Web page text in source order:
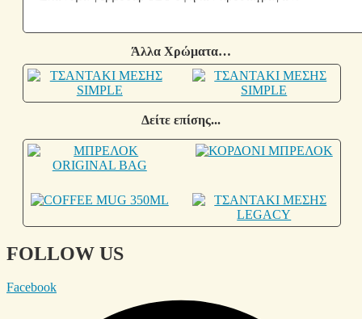
Άλλα Χρώματα…
Δείτε επίσης...
FOLLOW US
Facebook